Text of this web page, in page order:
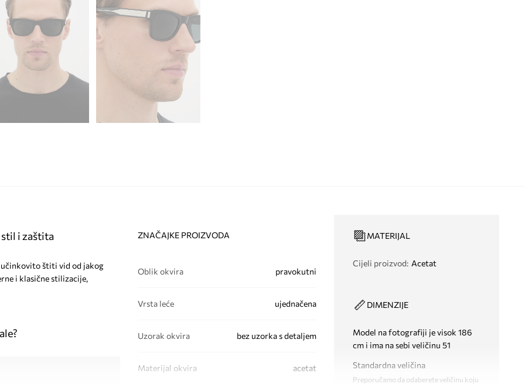
i zaštita
učinkovito štiti vid od jakog
i klasične stilizacije,
ZNAČAJKE PROIZVODA
Oblik okvira pravokutni
Vrsta leće ujednačena
Uzorak okvira bez uzorka s detaljem
Materijal okvira acetat
MATERIJAL
Cijeli proizvod: Acetat
DIMENZIJE
Model na fotografiji je visok 186
cm i ima na sebi veličinu 51
Standardna veličina
Preporučamo da odaberete veličinu koju